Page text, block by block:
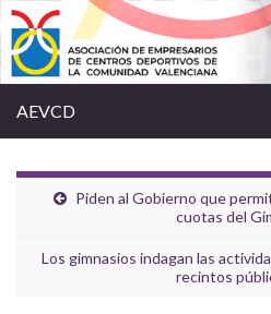
AEVCD
Piden al Gobierno que
cuotas del
Los gimnasios indagan las
recintos